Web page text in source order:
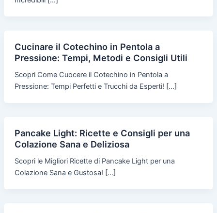
Cucinare il Cotechino in Pentola a
Pressione: Tempi, Metodi e Consigli Utili
Scopri Come Cuocere il Cotechino in Pentola a
Pressione: Tempi Perfetti e Trucchi da Esperti! […]
Pancake Light: Ricette e Consigli per una
Colazione Sana e Deliziosa
Scopri le Migliori Ricette di Pancake Light per una
Colazione Sana e Gustosa! […]